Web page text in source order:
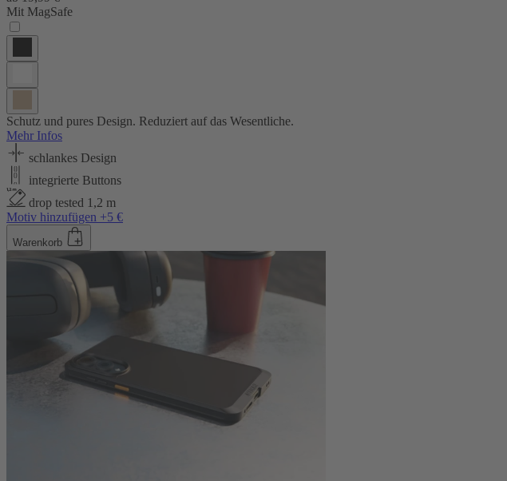
Mit MagSafe
Schutz und pures Design. Reduziert auf das Wesentliche.
Mehr Infos
schlankes Design
integrierte Buttons
drop tested 1,2 m
Motiv hinzufügen +5 €
Warenkorb